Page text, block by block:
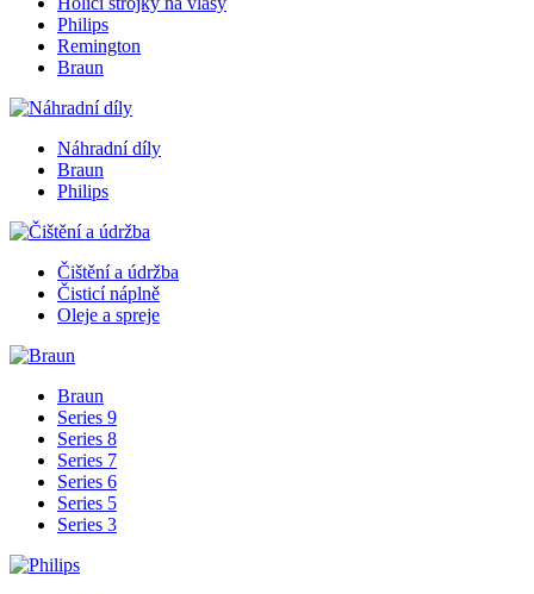
Philips
Remington
Braun
Náhradní díly
Braun
Philips
Čištění a údržba
Čisticí náplně
Oleje a spreje
Braun
Series 9
Series 8
Series 7
Series 6
Series 5
Series 3